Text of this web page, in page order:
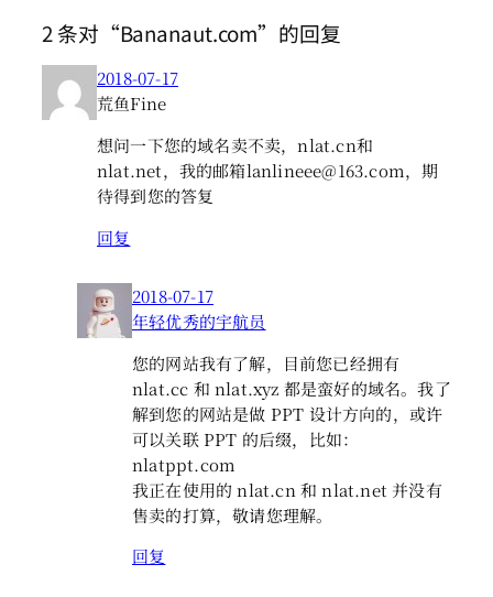
2 条对“Bananaut.com”的回复
2018-07-17
荒鱼Fine
想问一下您的域名卖不卖，nlat.cn和
nlat.net，我的邮箱lanlineee@163.com，期
待得到您的答复
回复
2018-07-17
年轻优秀的宇航员
您的网站我有了解，目前您已经拥有
nlat.cc 和 nlat.xyz 都是蛮好的域名。我了
解到您的网站是做 PPT 设计方向的，或许
可以关联 PPT 的后缀，比如：
nlatppt.com
我正在使用的 nlat.cn 和 nlat.net 并没有
售卖的打算，敬请您理解。
回复